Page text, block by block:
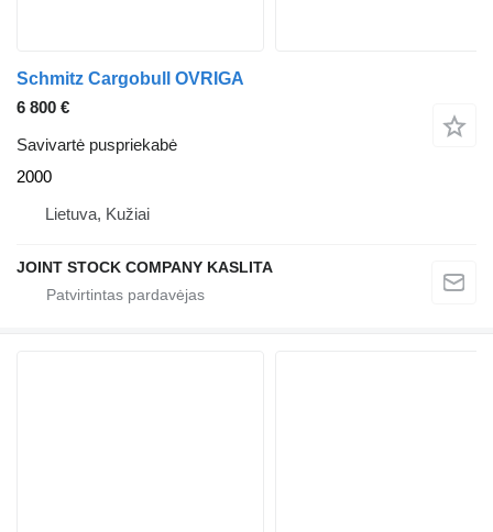
Schmitz Cargobull OVRIGA
6 800 €
Savivartė puspriekabė
2000
Lietuva, Kužiai
JOINT STOCK COMPANY KASLITA